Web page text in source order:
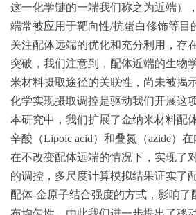
这一化学键的一端我们称之为近端）
端常被应用于靶向性/抗蛋白修饰等目
关注配体远端的优化和充分利用，存
突破，我们注意到，配体近端的生物
米材料摄取途径的关联性，尚未被揭
化学实现摄取调控是驱动我们开展这
本研究中，我们扩展了金纳米材料配
辛酸（Lipoic acid）和叠氮（azide）
在不改变配体远端的情况下，实现了
的调控，多尺度计算模拟结果证实了
配体-金原子结合强度的方式，影响了